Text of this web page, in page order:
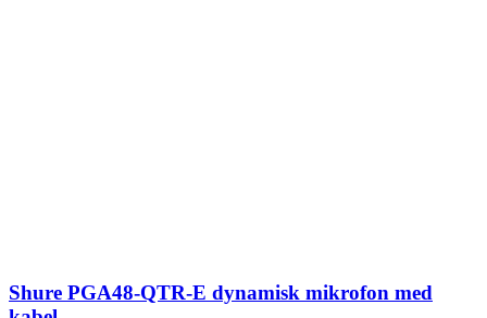
Shure PGA48-QTR-E dynamisk mikrofon med